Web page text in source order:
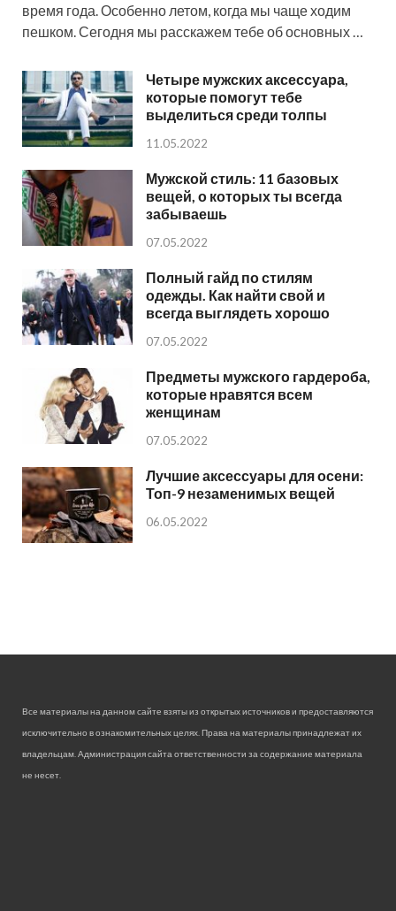
время года. Особенно летом, когда мы чаще ходим
пешком. Сегодня мы расскажем тебе об основных …
Четыре мужских аксессуара,
которые помогут тебе
выделиться среди толпы
11.05.2022
Мужской стиль: 11 базовых
вещей, о которых ты всегда
забываешь
07.05.2022
Полный гайд по стилям
одежды. Как найти свой и
всегда выглядеть хорошо
07.05.2022
Предметы мужского гардероба,
которые нравятся всем
женщинам
07.05.2022
Лучшие аксессуары для осени:
Топ-9 незаменимых вещей
06.05.2022
Все материалы на данном сайте взяты из открытых источников и предоставляются
исключительно в ознакомительных целях. Права на материалы принадлежат их
владельцам. Администрация сайта ответственности за содержание материала
не несет.